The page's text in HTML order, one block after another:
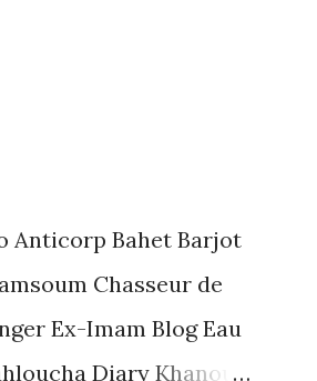
regard des Lignes
Anticorp Bahet Barjot
Chasseur de
Ex-Imam Blog Eau
Diary Khanouf